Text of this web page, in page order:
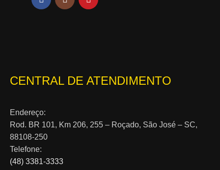
CENTRAL DE ATENDIMENTO
Endereço:
Rod. BR 101, Km 206, 255 – Roçado, São José – SC,
88108-250
Telefone:
(48) 3381-3333